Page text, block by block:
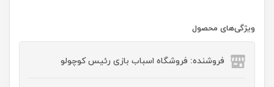
ویژگی‌های محصول
فروشنده: فروشگاه اسباب بازی رئیس کوچولو